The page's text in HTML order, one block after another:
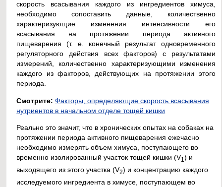
скорость всасывания каждого из ингредиентов химуса,
необходимо сопоставить данные, количественно
характеризующие изменения интенсивности его
всасывания на протяжении периода активного
пищеварения (т. е. конечный результат одновременного
регуляторного действия всех факторов) с результатами
измерений, количественно характеризующими изменения
каждого из факторов, действующих на протяжении этого
периода.
Смотрите: Факторы, определяющие скорость всасывания
нутриентов в начальном отделе тощей кишки
Реально это значит, что в хронических опытах на собаках на
протяжении периода активного пищеварения ежечасно
необходимо измерять объем химуса, поступающего во
временно изолированный участок тощей кишки (V1) и
выходящего из этого участка (V2) и концентрацию каждого
исследуемого ингредиента в химусе, поступающем во